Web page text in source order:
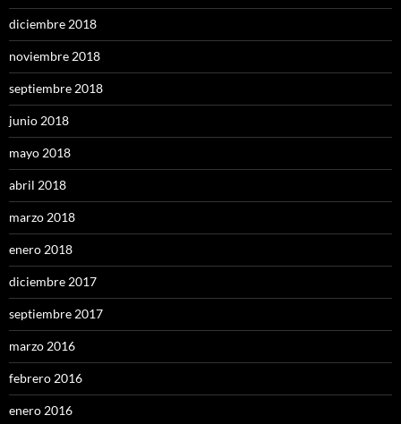
diciembre 2018
noviembre 2018
septiembre 2018
junio 2018
mayo 2018
abril 2018
marzo 2018
enero 2018
diciembre 2017
septiembre 2017
marzo 2016
febrero 2016
enero 2016